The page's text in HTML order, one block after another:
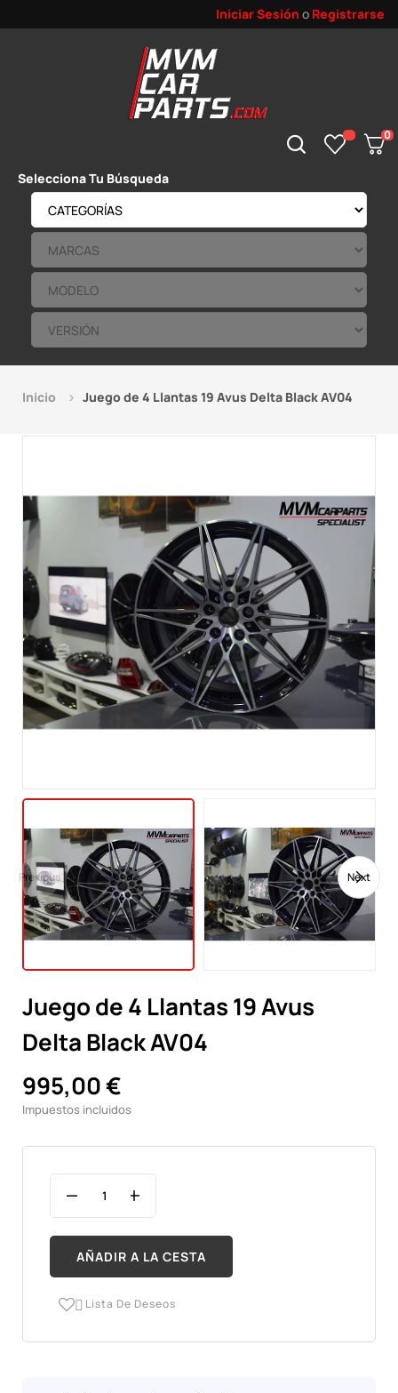
Iniciar Sesión o Registrarse
0
Selecciona Tu Búsqueda
Inicio Juego de 4 Llantas 19 Avus Delta Black AV04
Previous Next
Juego de 4 Llantas 19 Avus
Delta Black AV04
995,00 €
Impuestos incluidos
AÑADIR A LA CESTA
 Lista De Deseos